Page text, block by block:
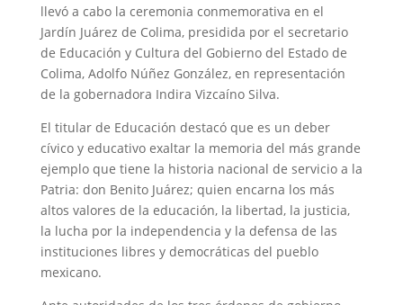
llevó a cabo la ceremonia conmemorativa en el
Jardín Juárez de Colima, presidida por el secretario
de Educación y Cultura del Gobierno del Estado de
Colima, Adolfo Núñez González, en representación
de la gobernadora Indira Vizcaíno Silva.
El titular de Educación destacó que es un deber
cívico y educativo exaltar la memoria del más grande
ejemplo que tiene la historia nacional de servicio a la
Patria: don Benito Juárez; quien encarna los más
altos valores de la educación, la libertad, la justicia,
la lucha por la independencia y la defensa de las
instituciones libres y democráticas del pueblo
mexicano.